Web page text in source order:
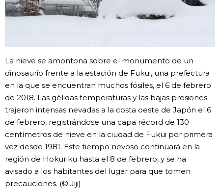
En profundidad
Noticias
Datos de Japón
Fragmentos de Japón
Blog
official SNS
La nieve se amontona sobre el monumento de un
dinosaurio frente a la estación de Fukui, una prefectura
en la que se encuentran muchos fósiles, el 6 de febrero
de 2018. Las gélidas temperaturas y las bajas presiones
trajeron intensas nevadas a la costa oeste de Japón el 6
de febrero, registrándose una capa récord de 130
centímetros de nieve en la ciudad de Fukui por primera
vez desde 1981. Este tiempo nevoso continuará en la
región de Hokuriku hasta el 8 de febrero, y se ha
avisado a los habitantes del lugar para que tomen
precauciones. (© Jiji)